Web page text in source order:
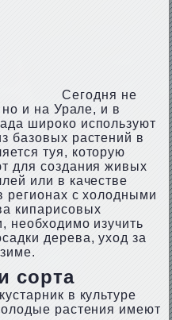
Сегодня не
и на Урале, и в
широко используют
базовых растений в
туя, которую
для создания живых
или в качестве
регионах с холодными
кипарисовых
необходимо изучить
дерева, уход за
сорта
в культуре
растения имеют